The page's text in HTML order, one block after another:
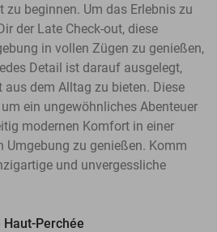
zu beginnen. Um das Erlebnis zu
der Late Check-out, diese
in vollen Zügen zu genießen,
Detail ist darauf ausgelegt,
dem Alltag zu bieten. Diese
ein ungewöhnliches Abenteuer
modernen Komfort in einer
Umgebung zu genießen. Komm
und unvergessliche
Haut-Perchée